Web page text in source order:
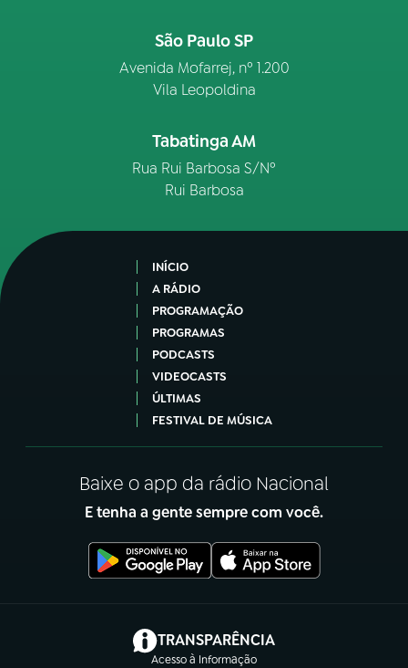
São Paulo SP
Avenida Mofarrej, nº 1.200
Vila Leopoldina
Tabatinga AM
Rua Rui Barbosa S/Nº
Rui Barbosa
INÍCIO
A RÁDIO
PROGRAMAÇÃO
PROGRAMAS
PODCASTS
VIDEOCASTS
ÚLTIMAS
FESTIVAL DE MÚSICA
Baixe o app da rádio Nacional
E tenha a gente sempre com você.
TRANSPARÊNCIA
Acesso à Informação
(abre em nova aba)